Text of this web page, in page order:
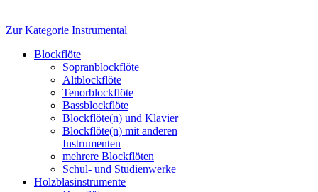
Zur Kategorie Instrumental
Blockflöte
Sopranblockflöte
Altblockflöte
Tenorblockflöte
Bassblockflöte
Blockflöte(n) und Klavier
Blockflöte(n) mit anderen
Instrumenten
mehrere Blockflöten
Schul- und Studienwerke
Holzblasinstrumente